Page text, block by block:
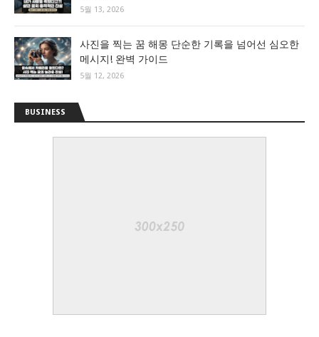
5월 13, 2026
사진을 찍는 꿈 해몽 단순한 기록을 넘어선 심오한
메시지! 완벽 가이드
5월 12, 2026
BUSINESS